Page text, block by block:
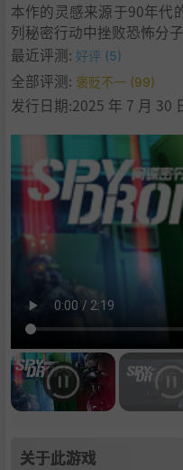
本作的灵感来源于90年代
列秘密行动中挫败恐怖分
最近评测: 好评 (5)
全部评测: 褒贬不一 (99)
发行日期:2025 年 7 月 30
关于此游戏